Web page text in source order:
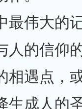
最伟大的
人的信仰
相遇点，
生成人的